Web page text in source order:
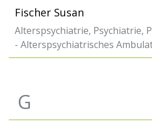
Fischer Susan
Alterspsychiatrie, Psychiatrie,
- Alterspsychiatrisches
G